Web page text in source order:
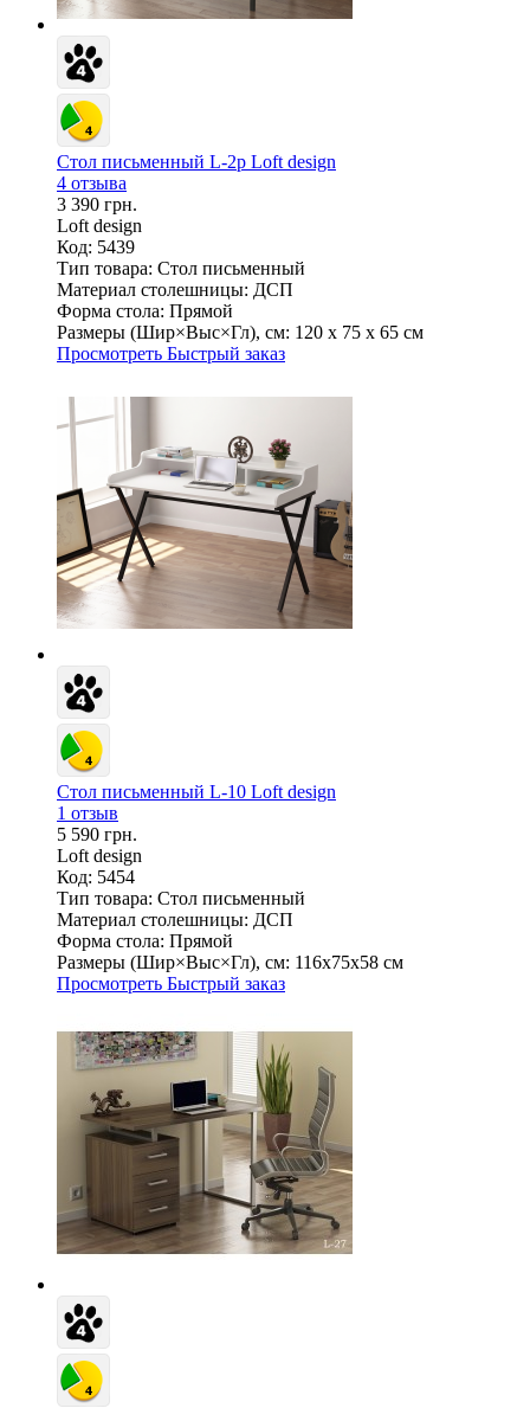
Стол письменный L-2p Loft design
4 отзыва
3 390 грн.
Loft design
Код: 5439
Тип товара: Стол письменный
Материал столешницы: ДСП
Форма стола: Прямой
Размеры (Шир×Выс×Гл), см: 120 х 75 х 65 см
Просмотреть Быстрый заказ
Стол письменный L-10 Loft design
1 отзыв
5 590 грн.
Loft design
Код: 5454
Тип товара: Стол письменный
Материал столешницы: ДСП
Форма стола: Прямой
Размеры (Шир×Выс×Гл), см: 116х75х58 см
Просмотреть Быстрый заказ